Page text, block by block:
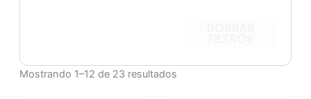
Mostrando 1–12 de 23 resultados